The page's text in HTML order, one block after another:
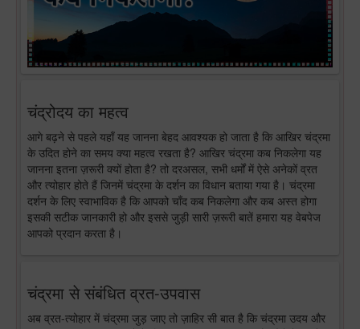
चंद्रोदय का महत्व
आगे बढ़ने से पहले यहाँ यह जानना बेहद आवश्यक हो जाता है कि आखिर चंद्रमा
के उदित होने का समय क्या महत्व रखता है? आखिर चंद्रमा कब निकलेगा यह
जानना इतना ज़रूरी क्यों होता है? तो दरअसल, सभी धर्मों में ऐसे अनेकों व्रत
और त्योहार होते हैं जिनमें चंद्रमा के दर्शन का विधान बताया गया है। चंद्रमा
दर्शन के लिए स्वाभाविक है कि आपको चाँद कब निकलेगा और कब अस्त होगा
इसकी सटीक जानकारी हो और इससे जुड़ी सारी ज़रूरी बातें हमारा यह वेबपेज
आपको प्रदान करता है।
चंद्रमा से संबंधित व्रत-उपवास
अब व्रत-त्योहार में चंद्रमा जुड़ जाए तो ज़ाहिर सी बात है कि चंद्रमा उदय और